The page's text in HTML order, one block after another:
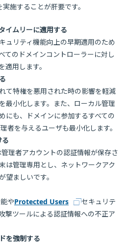
施することが肝要です。
イムリーに適用する
ュリティ機能向上の早期適用のため
てのドメインコントローラーに対し
適用します。
て特権を悪用された時の影響を軽減
最小化します。また、ローカル管理
にも、ドメインに参加するすべての
者を与えるユーザも最小化します。
理者アカウントの認証情報が保存さ
は管理専用とし、ネットワークアク
望ましいです。
やProtected Users
セキュリテ
撃ツールによる認証情報への不正ア
を強制する